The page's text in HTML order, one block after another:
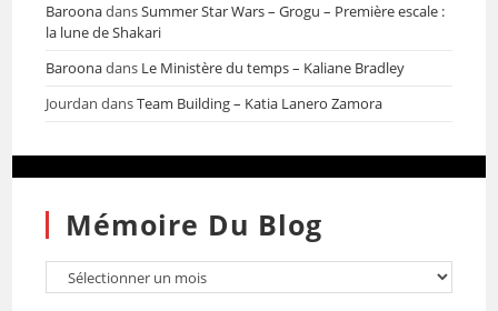
BaroonadansSummer Star Wars – Grogu – Première escale :
la lune de Shakari
Baroonadans Le Ministère du temps – Kaliane Bradley
Jourdan dansTeam Building – Katia Lanero Zamora
Mémoire Du Blog